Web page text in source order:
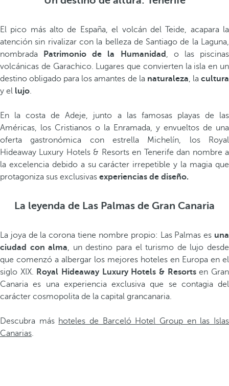
El pico más alto de España, el volcán del Teide, acapara la
atención sin rivalizar con la belleza de Santiago de la Laguna,
nombrada
Patrimonio de la Humanidad , o las piscinas
volcánicas de Garachico. Lugares que convierten la isla en un
destino obligado para los amantes de lanaturaleza, lacultura
y el lujo.
En la costa de Adeje, junto a las famosas playas de las
Américas, los Cristianos o la Enramada, y envueltos de una
oferta gastronómica con estrella Michelín, los Royal
Hideaway Luxury Hotels & Resorts en Tenerife dan nombre a
la excelencia debido a su carácter irrepetible y la magia que
protagoniza sus exclusivas experiencias de diseño.
La leyenda de Las Palmas de Gran Canaria
La joya de la corona tiene nombre propio: Las Palmas es una
ciudad con alma, un destino para el turismo de lujo desde
que comenzó a albergar los mejores hoteles en Europa en el
siglo XIX. Royal Hideaway Luxury Hotels & Resortsen Gran
Canaria es una experiencia exclusiva que se contagia del
carácter cosmopolita de la capital grancanaria.
Descubra más hoteles de Barceló Hotel Group en las Islas
Canarias.